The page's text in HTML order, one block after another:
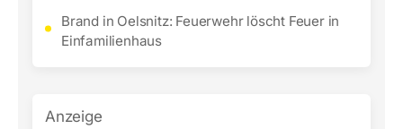
Brand in Oelsnitz: Feuerwehr löscht Feuer in
Einfamilienhaus
Anzeige